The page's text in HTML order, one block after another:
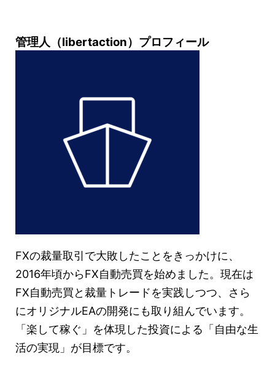
管理人（libertaction）プロフィール
FXの裁量取引で大敗したことをきっかけに、
2016年頃からFX自動売買を始めました。現在は
FX自動売買と裁量トレードを実践しつつ、さら
にオリジナルEAの開発にも取り組んでいます。
「楽して稼ぐ」を体現した投資による「自由な生
活の実現」が目標です。